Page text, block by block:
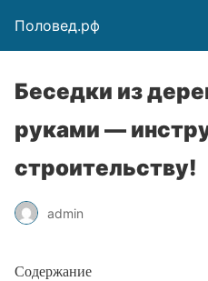
Половед.рф
Беседки из
руками —
строительству!
admin
Содержание